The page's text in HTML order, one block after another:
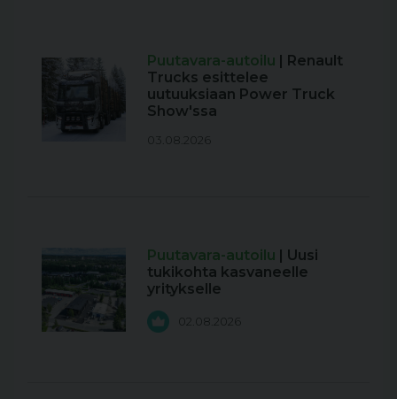
Puutavara-autoilu | Renault
Trucks esittelee
uutuuksiaan Power Truck
Show'ssa
03.08.2026
Puutavara-autoilu | Uusi
tukikohta kasvaneelle
yritykselle
02.08.2026